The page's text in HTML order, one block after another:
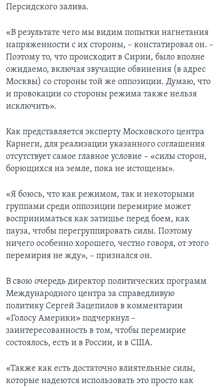
Персидского залива.
«В результате чего мы видим попытки нагнетания
напряженности с их стороны, – констатировал он. –
Поэтому то, что происходит в Сирии, было вполне
ожидаемо, включая звучащие обвинения (в адрес
Москвы) со стороны той же оппозиции. Думаю, что
и провокации со стороны режима также нельзя
исключить».
Как представляется эксперту Московского центра
Карнеги, для реализации указанного соглашения
отсутствует самое главное условие – «силы сторон,
борющихся на земле, пока не истощены».
«Я боюсь, что как режимом, так и некоторыми
группами среди оппозиции перемирие может
восприниматься как затишье перед боем, как
пауза, чтобы перегруппировать силы. Поэтому
ничего особенно хорошего, честно говоря, от этого
перемирия не жду», – признался он.
В свою очередь директор политических программ
Международного центра за справедливую
политику Сергей Зацепилов в комментарии
«Голосу Америки» подчеркнул –
заинтересованность в том, чтобы перемирие
состоялось, есть и в России, и в США.
«Также как есть достаточно влиятельные силы,
которые надеются использовать это просто как